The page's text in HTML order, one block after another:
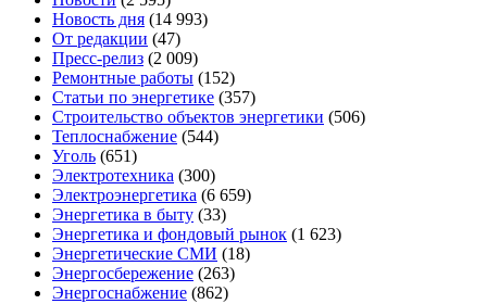
Новость дня (14 993)
От редакции (47)
Пресс-релиз (2 009)
Ремонтные работы (152)
Статьи по энергетике (357)
Строительство объектов энергетики (506)
Теплоснабжение (544)
Уголь (651)
Электротехника (300)
Электроэнергетика (6 659)
Энергетика в быту (33)
Энергетика и фондовый рынок (1 623)
Энергетические СМИ (18)
Энергосбережение (263)
Энергоснабжение (862)